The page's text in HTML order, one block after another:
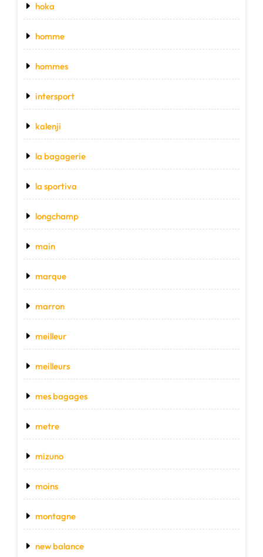
hoka
homme
hommes
intersport
kalenji
la bagagerie
la sportiva
longchamp
main
marque
marron
meilleur
meilleurs
mes bagages
metre
mizuno
moins
montagne
new balance